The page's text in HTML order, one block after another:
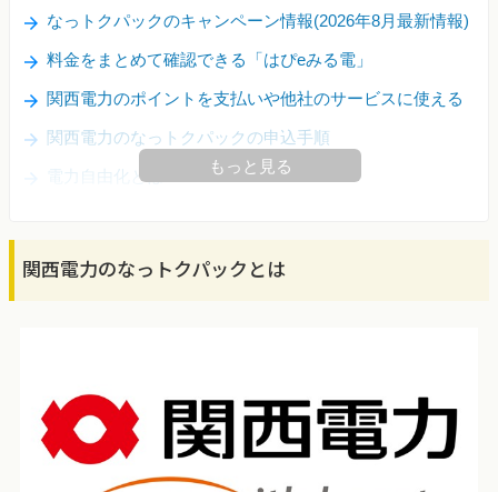
なっトクパックのキャンペーン情報(2026年8月最新情報)
料金をまとめて確認できる「はぴeみる電」
関西電力のポイントを支払いや他社のサービスに使える
関西電力のなっトクパックの申込手順
電力自由化とは
もっと見る
関西電力のなっトクパックとは